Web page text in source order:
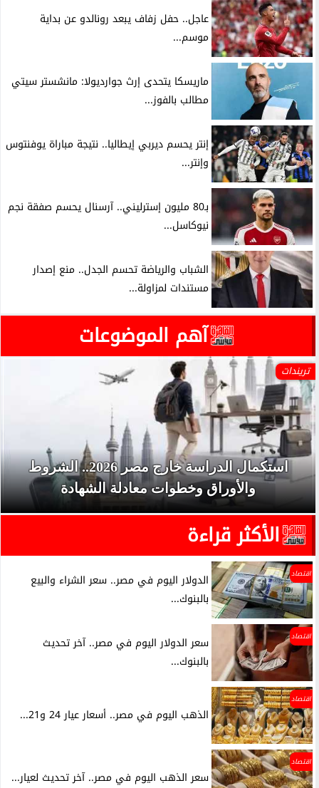
عاجل.. حفل زفاف يبعد رونالدو عن بداية
موسم...
ماريسكا يتحدى إرث جوارديولا: مانشستر سيتي
مطالب بالفوز...
إنتر يحسم ديربي إيطاليا.. نتيجة مباراة يوفنتوس
وإنتر...
بـ80 مليون إسترليني.. آرسنال يحسم صفقة نجم
نيوكاسل...
الشباب والرياضة تحسم الجدل.. منع إصدار
مستندات لمزاولة...
آهم الموضوعات
تريندات
استكمال الدراسة خارج مصر 2026.. الشروط
والأوراق وخطوات معادلة الشهادة
الأكثر قراءة
اقتصاد
الدولار اليوم في مصر.. سعر الشراء والبيع
بالبنوك...
اقتصاد
سعر الدولار اليوم في مصر.. آخر تحديث
بالبنوك...
اقتصاد
الذهب اليوم في مصر.. أسعار عيار 24 و21...
اقتصاد
سعر الذهب اليوم في مصر.. آخر تحديث لعيار...